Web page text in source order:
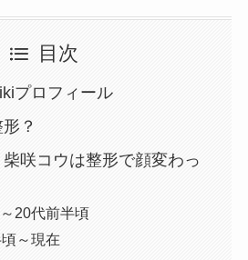
目次
プロフィール
？
柴咲コウは整形で顔変わっ
20代前半頃
～現在